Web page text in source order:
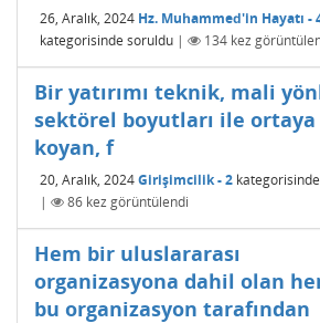
26, Aralık, 2024 Hz. Muhammed'in Hayatı -
kategorisinde soruldu | 134 kez
Bir yatırımı teknik, mali
sektörel boyutları ile ortaya
koyan, f
20, Aralık, 2024Girişimcilik - 2 kategorisinde
|
86 kez görüntülendi
Hem bir uluslararası
organizasyona dahil olan
bu organizasyon tarafından